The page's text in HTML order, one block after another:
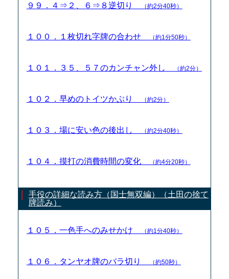
９９．４⇒２、６⇒８逆切り （約2分40秒）
１００．１枚切れ字牌の合わせ （約1分50秒）
１０１．３５、５７のカンチャン外し （約2分）
１０２．早めのトイツかぶり （約2分）
１０３．場に安い色の後出し （約2分40秒）
１０４．摸打の消費時間の変化 （約4分20秒）
手役の詳細な読み方（国士無双編）（土田の捨て
牌読み）
１０５．一色手へのみせかけ （約1分40秒）
１０６．タンヤオ牌のバラ切り （約50秒）